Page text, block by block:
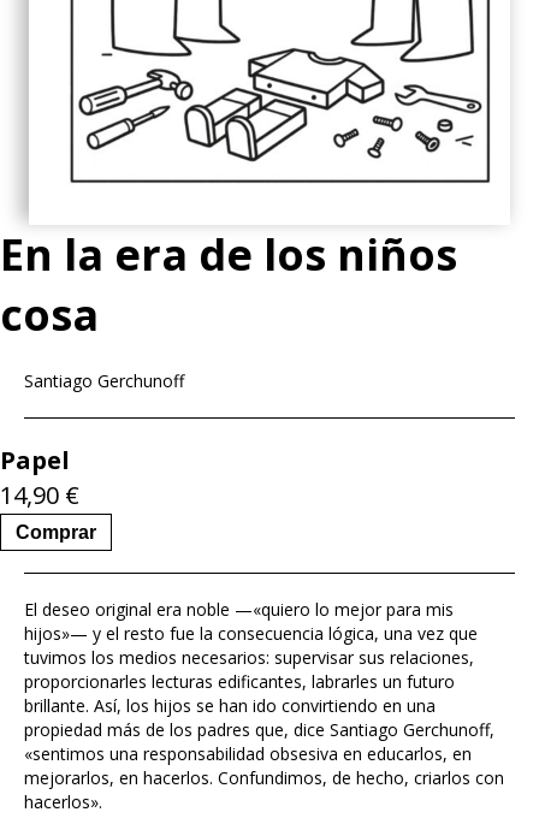
En la era de los niños
cosa
Santiago Gerchunoff
Papel
14,90 €
Comprar
El deseo original era noble —«quiero lo mejor para mis
hijos»— y el resto fue la consecuencia lógica, una vez que
tuvimos los medios necesarios: supervisar sus relaciones,
proporcionarles lecturas edificantes, labrarles un futuro
brillante. Así, los hijos se han ido convirtiendo en una
propiedad más de los padres que, dice Santiago Gerchunoff,
«sentimos una responsabilidad obsesiva en educarlos, en
mejorarlos, en hacerlos. Confundimos, de hecho, criarlos con
hacerlos».